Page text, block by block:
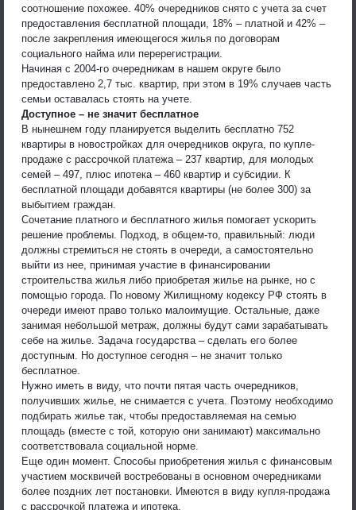
соотношение похожее. 40% очередников снято с учета за счет
предоставления бесплатной площади, 18% – платной и 42% –
после закрепления имеющегося жилья по договорам
социального найма или перерегистрации.
Начиная с 2004-го очередникам в нашем округе было
предоставлено 2,7 тыс. квартир, при этом в 19% случаев часть
семьи оставалась стоять на учете.
Доступное – не значит бесплатное
В нынешнем году планируется выделить бесплатно 752
квартиры в новостройках для очередников округа, по купле-
продаже с рассрочкой платежа – 237 квартир, для молодых
семей – 497, плюс ипотека – 460 квартир и субсидии. К
бесплатной площади добавятся квартиры (не более 300) за
выбытием граждан.
Сочетание платного и бесплатного жилья помогает ускорить
решение проблемы. Подход, в общем-то, правильный: люди
должны стремиться не стоять в очереди, а самостоятельно
выйти из нее, принимая участие в финансировании
строительства жилья либо приобретая жилье на рынке, но с
помощью города. По новому Жилищному кодексу РФ стоять в
очереди имеют право только малоимущие. Остальные, даже
занимая небольшой метраж, должны будут сами зарабатывать
себе на жилье. Задача государства – сделать его более
доступным. Но доступное сегодня – не значит только
бесплатное.
Нужно иметь в виду, что почти пятая часть очередников,
получивших жилье, не снимается с учета. Поэтому необходимо
подбирать жилье так, чтобы предоставляемая на семью
площадь (вместе с той, которую они занимают) максимально
соответствовала социальной норме.
Еще один момент. Способы приобретения жилья с финансовым
участием москвичей востребованы в основном очередниками
более поздних лет постановки. Имеются в виду купля-продажа
с рассрочкой платежа и ипотека.